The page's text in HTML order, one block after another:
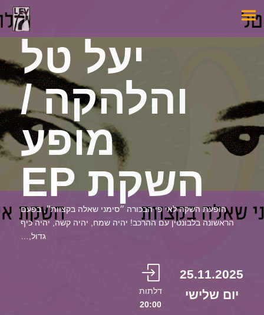
יעל טל
והלהקה /
מופע
השקת EP
הופעת השקה לאי פי הבכורה ״סימני שאלה בקצוות״, בפעם
הראשונה בלבונטין עם ההרכב! יהיה שמח, יהיה קשה, יהיה כיף
גדול,…
25.11.2025
יום שלישי
דלתות
20:00